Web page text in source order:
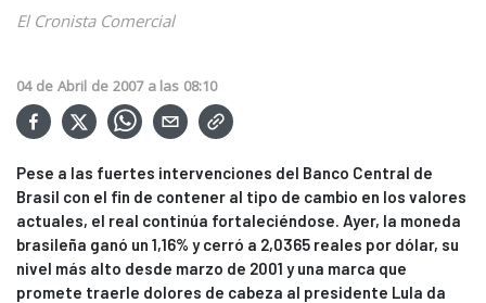
El Cronista Comercial
04 de Abril de 2007 a las 08:10
Pese a las fuertes intervenciones del Banco Central de
Brasil con el fin de contener al tipo de cambio en los valores
actuales, el real continúa fortaleciéndose. Ayer, la moneda
brasileña ganó un 1,16% y cerró a 2,0365 reales por dólar, su
nivel más alto desde marzo de 2001 y una marca que
promete traerle dolores de cabeza al presidente Lula da